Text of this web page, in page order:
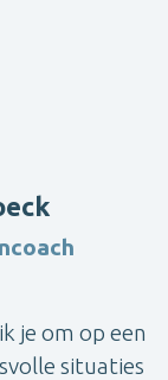
je om op een
situaties